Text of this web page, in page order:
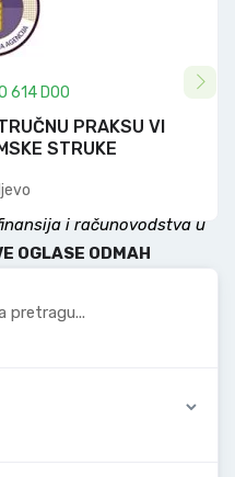
VI
i računovodstva u
OGLASE ODMAH